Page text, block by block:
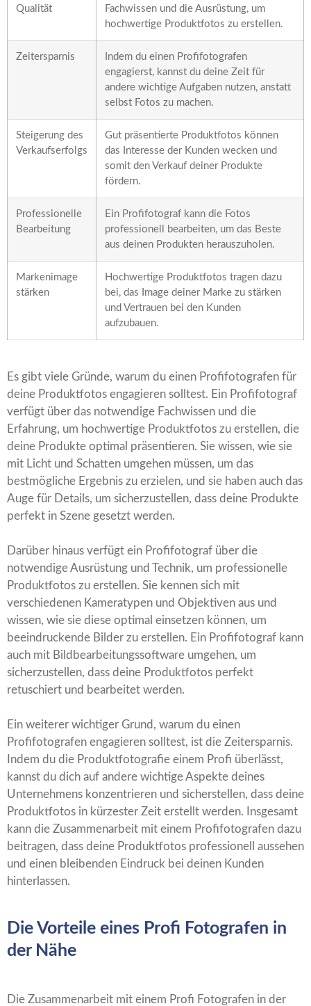
Qualität
Fachwissen und die Ausrüstung, um
hochwertige Produktfotos zu erstellen.
Zeitersparnis
Indem du einen Profifotografen
engagierst, kannst du deine Zeit für
andere wichtige Aufgaben nutzen, anstatt
selbst Fotos zu machen.
Steigerung des
Verkaufserfolgs
Gut präsentierte Produktfotos können
das Interesse der Kunden wecken und
somit den Verkauf deiner Produkte
fördern.
Professionelle
Bearbeitung
Ein Profifotograf kann die Fotos
professionell bearbeiten, um das Beste
aus deinen Produkten herauszuholen.
Markenimage
stärken
Hochwertige Produktfotos tragen dazu
bei, das Image deiner Marke zu stärken
und Vertrauen bei den Kunden
aufzubauen.
Es gibt viele Gründe, warum du einen Profifotografen für
deine Produktfotos engagieren solltest. Ein Profifotograf
verfügt über das notwendige Fachwissen und die
Erfahrung, um hochwertige Produktfotos zu erstellen, die
deine Produkte optimal präsentieren. Sie wissen, wie sie
mit Licht und Schatten umgehen müssen, um das
bestmögliche Ergebnis zu erzielen, und sie haben auch das
Auge für Details, um sicherzustellen, dass deine Produkte
perfekt in Szene gesetzt werden.
Darüber hinaus verfügt ein Profifotograf über die
notwendige Ausrüstung und Technik, um professionelle
Produktfotos zu erstellen. Sie kennen sich mit
verschiedenen Kameratypen und Objektiven aus und
wissen, wie sie diese optimal einsetzen können, um
beeindruckende Bilder zu erstellen. Ein Profifotograf kann
auch mit Bildbearbeitungssoftware umgehen, um
sicherzustellen, dass deine Produktfotos perfekt
retuschiert und bearbeitet werden.
Ein weiterer wichtiger Grund, warum du einen
Profifotografen engagieren solltest, ist die Zeitersparnis.
Indem du die Produktfotografie einem Profi überlässt,
kannst du dich auf andere wichtige Aspekte deines
Unternehmens konzentrieren und sicherstellen, dass deine
Produktfotos in kürzester Zeit erstellt werden. Insgesamt
kann die Zusammenarbeit mit einem Profifotografen dazu
beitragen, dass deine Produktfotos professionell aussehen
und einen bleibenden Eindruck bei deinen Kunden
hinterlassen.
Die Vorteile eines Profi Fotografen in
der Nähe
Die Zusammenarbeit mit einem Profi Fotografen in der